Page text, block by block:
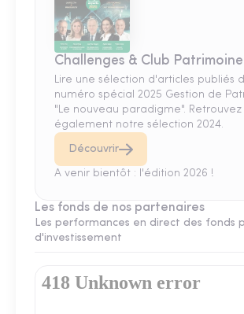
Challenges & Club Patrimoine
Lire une sélection d'articles publiés
numéro spécial 2025 Gestion de
"Le nouveau paradigme". Retrouvez
également notre sélection 2024.
Découvrir
A venir bientôt : l'édition 2026 !
Les fonds de nos partenaires
Les performances en direct des fonds
d'investissement